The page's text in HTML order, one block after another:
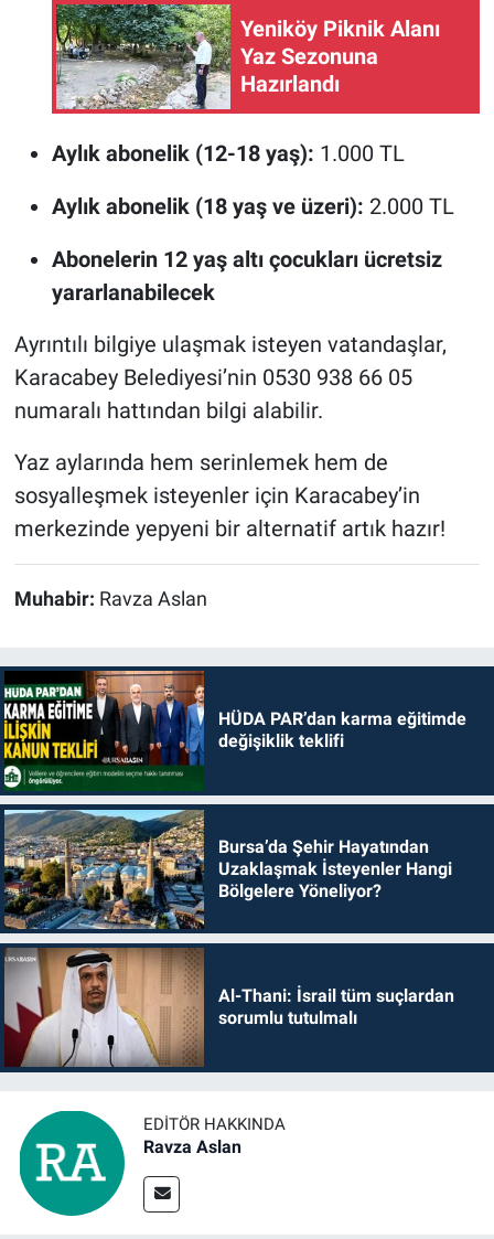
Yeniköy Piknik Alanı
Yaz Sezonuna
Hazırlandı
Aylık abonelik (12-18 yaş): 1.000 TL
Aylık abonelik (18 yaş ve üzeri): 2.000 TL
Abonelerin 12 yaş altı çocukları ücretsiz
yararlanabilecek
Ayrıntılı bilgiye ulaşmak isteyen vatandaşlar,
Karacabey Belediyesi’nin 0530 938 66 05
numaralı hattından bilgi alabilir.
Yaz aylarında hem serinlemek hem de
sosyalleşmek isteyenler için Karacabey’in
merkezinde yepyeni bir alternatif artık hazır!
Muhabir: Ravza Aslan
HÜDA PAR’dan karma eğitimde
değişiklik teklifi
Bursa’da Şehir Hayatından
Uzaklaşmak İsteyenler Hangi
Bölgelere Yöneliyor?
Al-Thani: İsrail tüm suçlardan
sorumlu tutulmalı
EDITÖR HAKKINDA
Ravza Aslan